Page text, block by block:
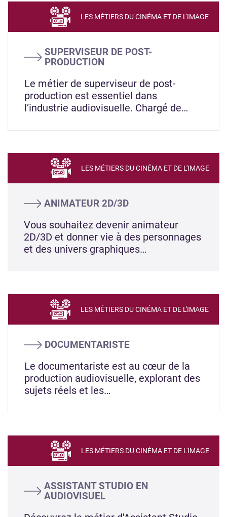
SUPERVISEUR DE POST-
PRODUCTION
LES MÉTIERS DU CINÉMA ET DE L'IMAGE
Le métier de superviseur de post-
production est essentiel dans
l’industrie audiovisuelle. Chargé de…
ANIMATEUR 2D/3D
LES MÉTIERS DU CINÉMA ET DE L'IMAGE
Vous souhaitez devenir animateur
2D/3D et donner vie à des personnages
et des univers graphiques…
DOCUMENTARISTE
LES MÉTIERS DU CINÉMA ET DE L'IMAGE
Le documentariste est au cœur de la
production audiovisuelle, explorant des
sujets réels et les…
ASSISTANT STUDIO EN
AUDIOVISUEL
LES MÉTIERS DU CINÉMA ET DE L'IMAGE